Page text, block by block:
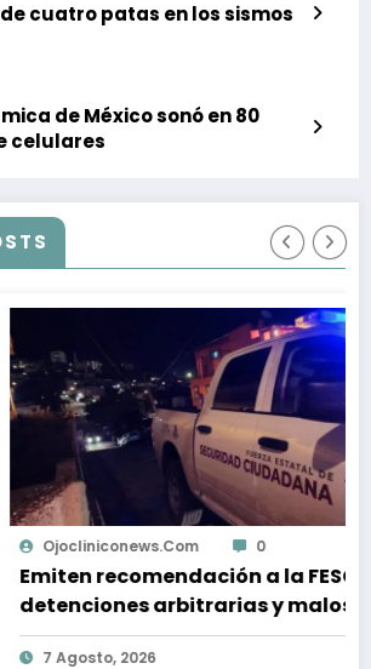
cuatro patas en los sismos
de México sonó en 80
celulares
0
a la FESC por
arbitrarias y malos